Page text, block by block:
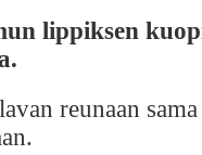
lippiksen
reunaan